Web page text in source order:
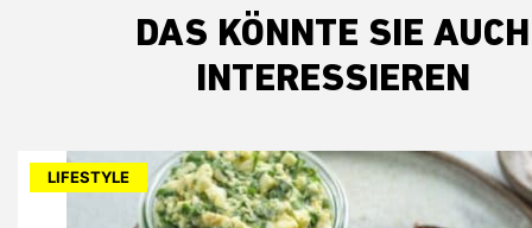
DAS KÖNNTE SIE AUCH
INTERESSIEREN
LIFESTYLE